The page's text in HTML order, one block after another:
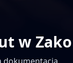
w
dokumentacja